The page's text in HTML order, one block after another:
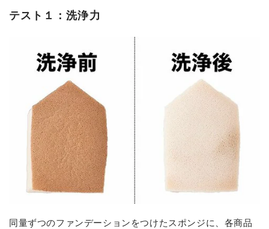
テスト１：洗浄力
同量ずつのファンデーションをつけたスポンジに、各商品